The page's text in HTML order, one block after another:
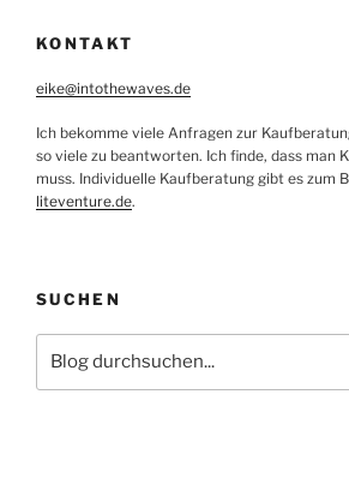
KONTAKT
eike@intothewaves.de
Ich bekomme viele Anfragen zur
so viele zu beantworten. Ich finde, dass man
muss. Individuelle Kaufberatung gibt es zum
liteventure.de.
SUCHEN